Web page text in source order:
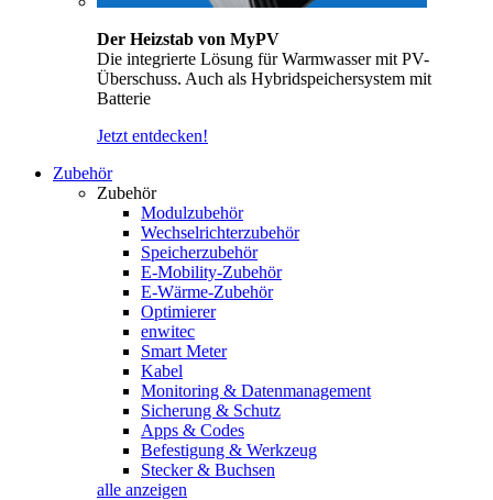
Der Heizstab von MyPV
Die integrierte Lösung für Warmwasser mit PV-
Überschuss. Auch als Hybridspeichersystem mit
Batterie
Jetzt entdecken!
Zubehör
Zubehör
Modulzubehör
Wechselrichterzubehör
Speicherzubehör
E-Mobility-Zubehör
E-Wärme-Zubehör
Optimierer
enwitec
Smart Meter
Kabel
Monitoring & Datenmanagement
Sicherung & Schutz
Apps & Codes
Befestigung & Werkzeug
Stecker & Buchsen
alle anzeigen